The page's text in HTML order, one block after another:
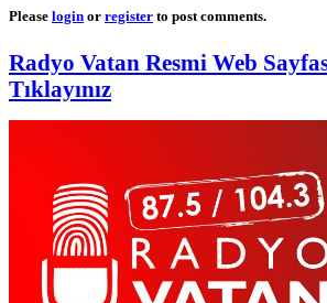
Please login or register to post comments.
Radyo Vatan Resmi Web
Tıklayınız